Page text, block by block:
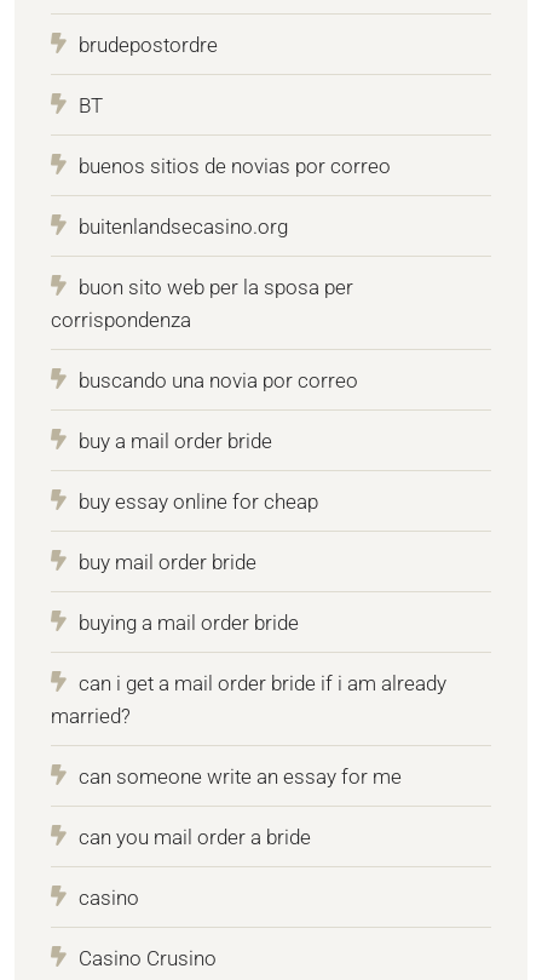
brudepostordre
BT
buenos sitios de novias por correo
buitenlandsecasino.org
buon sito web per la sposa per
corrispondenza
buscando una novia por correo
buy a mail order bride
buy essay online for cheap
buy mail order bride
buying a mail order bride
can i get a mail order bride if i am already
married?
can someone write an essay for me
can you mail order a bride
casino
Casino Crusino